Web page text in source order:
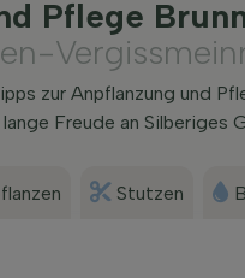
Pflege
zur Anpflanzung und
Freude an Silberiges
Stutzen